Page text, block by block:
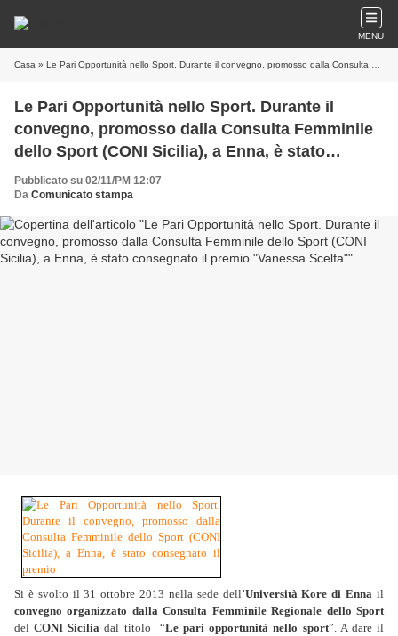
MENU
Casa » Le Pari Opportunità nello Sport. Durante il convegno, promosso dalla Consulta Femminile dello Sport (CONI Sicilia), a Enna, è stato consegnato il premio "Vanessa Scelfa"
Le Pari Opportunità nello Sport. Durante il
convegno, promosso dalla Consulta Femminile
dello Sport (CONI Sicilia), a Enna, è stato
consegnato il premio "Vanessa Scelfa"
Pubblicato su 02/11/PM 12:07
Da Comunicato stampa
Si è svolto il 31 ottobre 2013 nella sede dell’Università Kore di Enna il
convegno organizzato dalla Consulta Femminile Regionale dello Sport
delCONI Sicilia dal titolo “Le pari opportunità nello sport”. A dare il